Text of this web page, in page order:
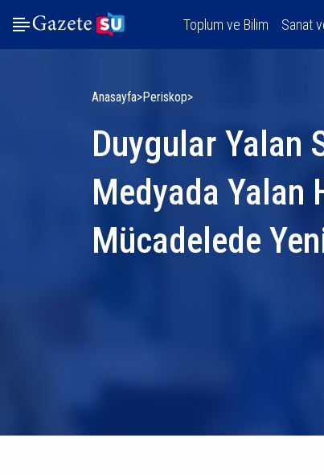
Toplum ve Bilim Sanat
Anasayfa Periskop
Duygular Yalan
Medyada Yalan
Mücadelede